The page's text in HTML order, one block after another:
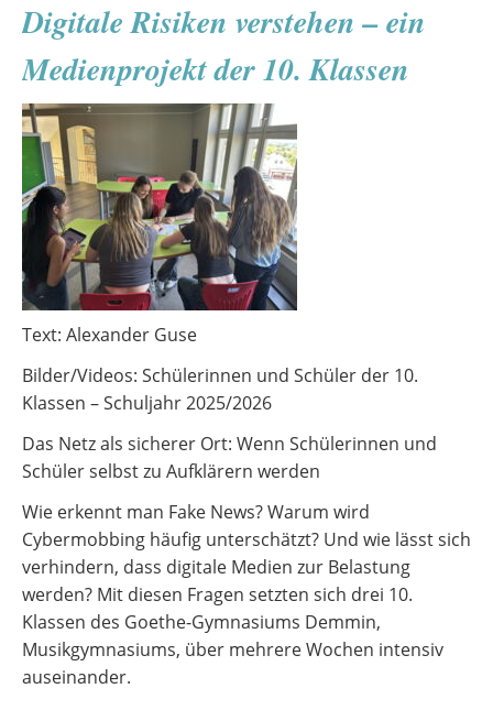
Digitale Risiken verstehen – ein
Medienprojekt der 10. Klassen
Text: Alexander Guse
Bilder/Videos: Schülerinnen und Schüler der 10.
Klassen – Schuljahr 2025/2026
Das Netz als sicherer Ort: Wenn Schülerinnen und
Schüler selbst zu Aufklärern werden
Wie erkennt man Fake News? Warum wird
Cybermobbing häufig unterschätzt? Und wie lässt sich
verhindern, dass digitale Medien zur Belastung
werden? Mit diesen Fragen setzten sich drei 10.
Klassen des Goethe-Gymnasiums Demmin,
Musikgymnasiums, über mehrere Wochen intensiv
auseinander.